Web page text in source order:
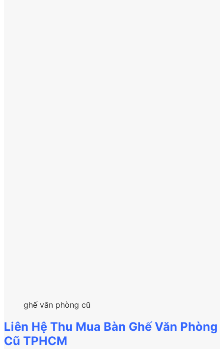
ghế văn phòng cũ
Liên Hệ Thu Mua Bàn Ghế Văn Phòng
Cũ TPHCM